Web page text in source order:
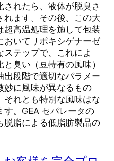
れたら、液体が脱臭さ
れます。その後、この大
超高温処理を施して包装
おいてリポキシゲナーゼ
テップで、これによ
臭い（豆特有の風味）
出段階で適切なパラメー
妙に風味が異なるもの
それとも特別な風味はな
す。GEA セパレータの
脱脂による低脂肪製品の